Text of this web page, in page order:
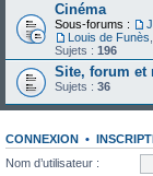
Cinéma
Sous-forums :
Louis de Funès
Sujets : 196
Site, forum et
Sujets : 36
CONNEXION •
Nom d’utilisateur :